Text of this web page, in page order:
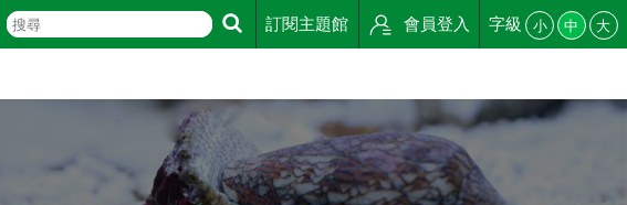
訂閱主題館 會員登入 字級 小 中 大